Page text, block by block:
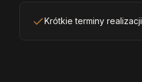
Krótkie terminy realizacji